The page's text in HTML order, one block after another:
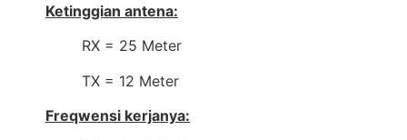
Ketinggian antena:
RX = 25 Meter
TX = 12 Meter
Freqwensi kerjanya: